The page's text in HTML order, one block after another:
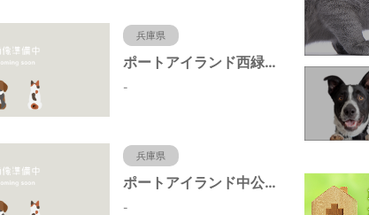
兵庫県
ポートアイランド西緑地（兵庫県神戸市）
-
兵庫県
ポートアイランド中公園（兵庫県神戸市）
-